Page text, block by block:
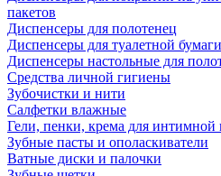
пакетов
Диспенсеры для полотенец
Диспенсеры для туалетной бумаги
Диспенсеры настольные для
Средства личной гигиены
Зубочистки и нити
Салфетки влажные
Гели, пенки, крема для интимной
Зубные пасты и ополаскиватели
Ватные диски и палочки